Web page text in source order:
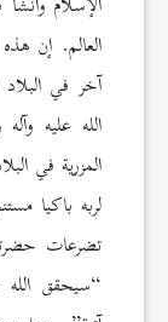
العالم. إن
آخر في
الله عليه
المزرية في
لربه باكيا
تضرعات
“سيحقق